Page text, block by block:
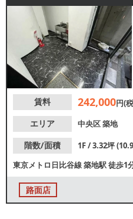
賃料 242,000円(
エリア
中央区築地
階数/面積
1F / 3.32坪
東京メトロ日比谷線築地駅徒歩1
路面店